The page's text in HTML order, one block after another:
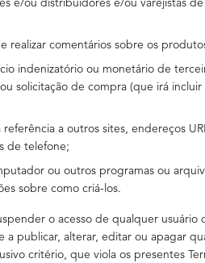
realizar comentários sobre os
indenizatório ou monetário de
solicitação de compra (que irá
a outros sites, endereços
de telefone;
ou outros programas ou
sobre como criá-los.
o acesso de qualquer usuário
a publicar, alterar, editar ou apagar
critério, que viola os presentes